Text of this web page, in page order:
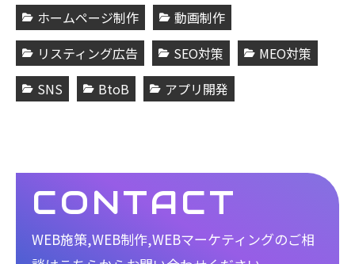
ホームページ制作
動画制作
リスティング広告
SEO対策
MEO対策
SNS
BtoB アプリ開発
CONTACT
WEB施策,WEB制作,WEBマーケティングのご相